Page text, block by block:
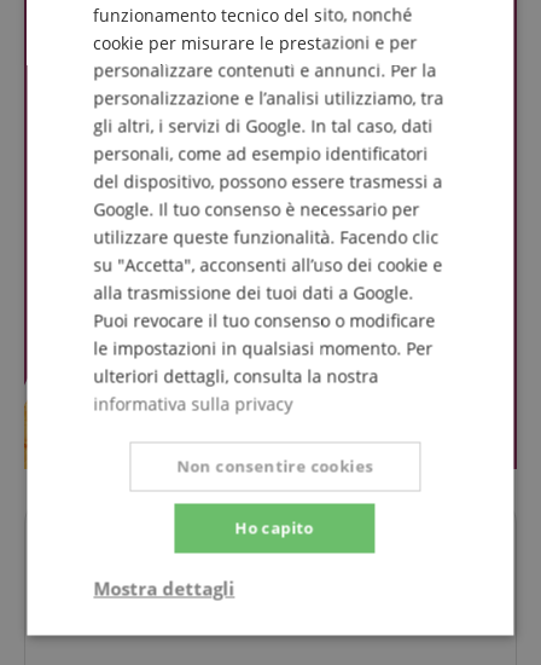
Domande su questo Prodotto?
ITALIAN
SPANISH
funzionamento tecnico del sito, nonché
cookie per misurare le prestazioni e per
personalizzare contenuti e annunci. Per la
personalizzazione e l’analisi utilizziamo, tra
gli altri, i servizi di Google. In tal caso, dati
personali, come ad esempio identificatori
del dispositivo, possono essere trasmessi a
Google. Il tuo consenso è necessario per
utilizzare queste funzionalità. Facendo clic
su "Accetta", acconsenti all’uso dei cookie e
alla trasmissione dei tuoi dati a Google.
Puoi revocare il tuo consenso o modificare
le impostazioni in qualsiasi momento. Per
ulteriori dettagli, consulta la nostra
informativa sulla privacy
Ho capito
Non consentire cookies
Mostra dettagli
Strettamente
Prestazione